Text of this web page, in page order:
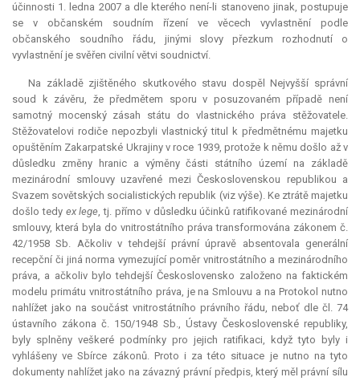
účinnosti 1. ledna 2007 a dle kterého není-li stanoveno jinak, postupuje
se v občanském soudním řízení ve věcech vyvlastnění podle
občanského soudního řádu, jinými slovy přezkum rozhodnutí o
vyvlastnění je svěřen civilní větvi soudnictví.
Na základě zjištěného skutkového stavu dospěl Nejvyšší správní
soud k závěru, že předmětem sporu v posuzovaném případě není
samotný mocenský zásah státu do vlastnického práva stěžovatele.
Stěžovatelovi rodiče nepozbyli vlastnický titul k předmětnému majetku
opuštěním Zakarpatské Ukrajiny v roce 1939, protože k němu došlo až v
důsledku změny hranic a výměny části státního území na základě
mezinárodní smlouvy uzavřené mezi Československou republikou a
Svazem sovětských socialistických republik (viz výše). Ke ztrátě majetku
došlo tedy ex lege, tj. přímo v důsledku účinků ratifikované mezinárodní
smlouvy, která byla do vnitrostátního práva transformována zákonem č.
42/1958 Sb. Ačkoliv v tehdejší právní úpravě absentovala generální
recepční či jiná norma vymezující poměr vnitrostátního a mezinárodního
práva, a ačkoliv bylo tehdejší Československo založeno na faktickém
modelu primátu vnitrostátního práva, je na Smlouvu a na Protokol nutno
nahlížet jako na součást vnitrostátního právního řádu, neboť dle čl. 74
ústavního zákona č. 150/1948 Sb., Ústavy Československé republiky,
byly splněny veškeré podmínky pro jejich ratifikaci, když tyto byly i
vyhlášeny ve Sbírce zákonů. Proto i za této situace je nutno na tyto
dokumenty nahlížet jako na závazný právní předpis, který měl právní sílu